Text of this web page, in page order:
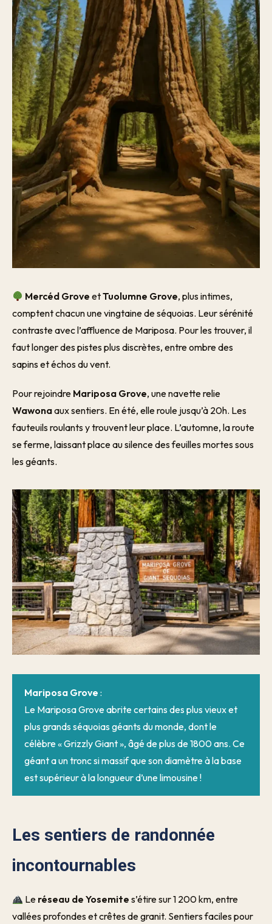
Mercéd Grove etTuolumne Grove, plus intimes,
comptent chacun une vingtaine de séquoias. Leur sérénité
contraste avec l’affluence de Mariposa. Pour les trouver, il
faut longer des pistes plus discrètes, entre ombre des
sapins et échos du vent.
Pour rejoindre Mariposa Grove, une navette relie
Wawonaaux sentiers. En été, elle roule jusqu’à 20h. Les
fauteuils roulants y trouvent leur place. L’automne, la route
se ferme, laissant place au silence des feuilles mortes sous
les géants.
Mariposa Grove :
Le Mariposa Grove abrite certains des plus vieux et
plus grands séquoias géants du monde, dont le
célèbre « Grizzly Giant », âgé de plus de 1800 ans. Ce
géant a un tronc si massif que son diamètre à la base
est supérieur à la longueur d’une limousine !
Les sentiers de randonnée
incontournables
Le réseau de Yosemite s’étire sur 1 200 km, entre
vallées profondes et crêtes de granit. Sentiers faciles pour